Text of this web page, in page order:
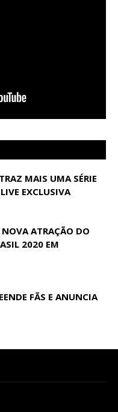
MAIS UMA SÉRIE
EXCLUSIVA
NOVA ATRAÇÃO DO
2020 EM
FÃS E ANUNCIA